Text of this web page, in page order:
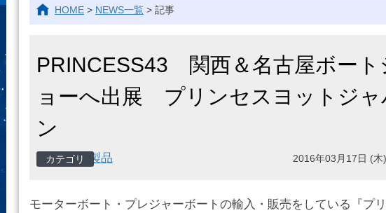
HOME > NEWS一覧 > 記事
PRINCESS43 関西＆名古屋ボート
ョーへ出展 プリンセスヨットジャ
ン
製品 2016年03月17日 (
モーターボート・プレジャーボートの輸入・販売をしている『プ